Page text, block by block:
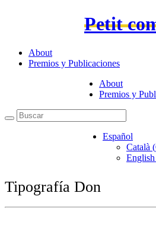
Petit
About
Premios y Publicaciones
About
Premios y
Español
Català (
English
Tipografía Don